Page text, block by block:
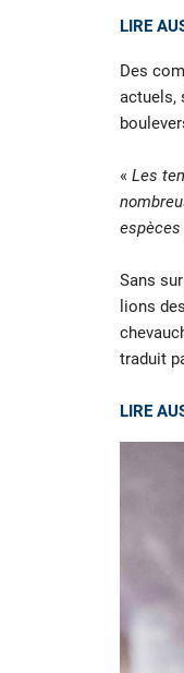
LIRE
Des
actuels,
« Les
Sans
lions
traduit
LIRE